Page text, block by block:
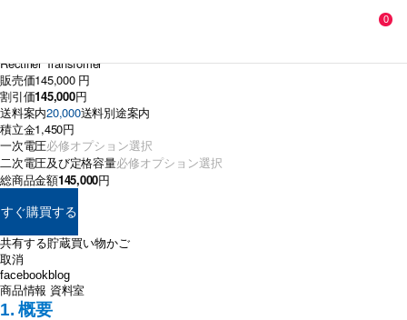
0
Rectifier Transfomer
販売価145,000 円
割引価145,000円
送料案内20,000送料別途案内
積立金1,450円
一次電圧
二次電圧及び定格容量
総商品金額145,000円
すぐ購買する
共有する貯蔵買い物かご
取消
facebookblog
商品情報 資料室
1. 概要